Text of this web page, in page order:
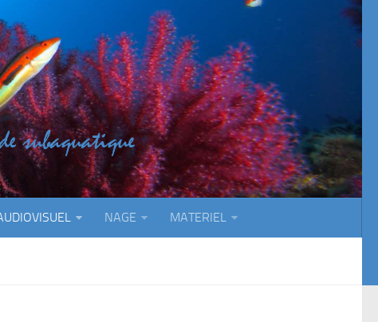
NAGE MATERIEL